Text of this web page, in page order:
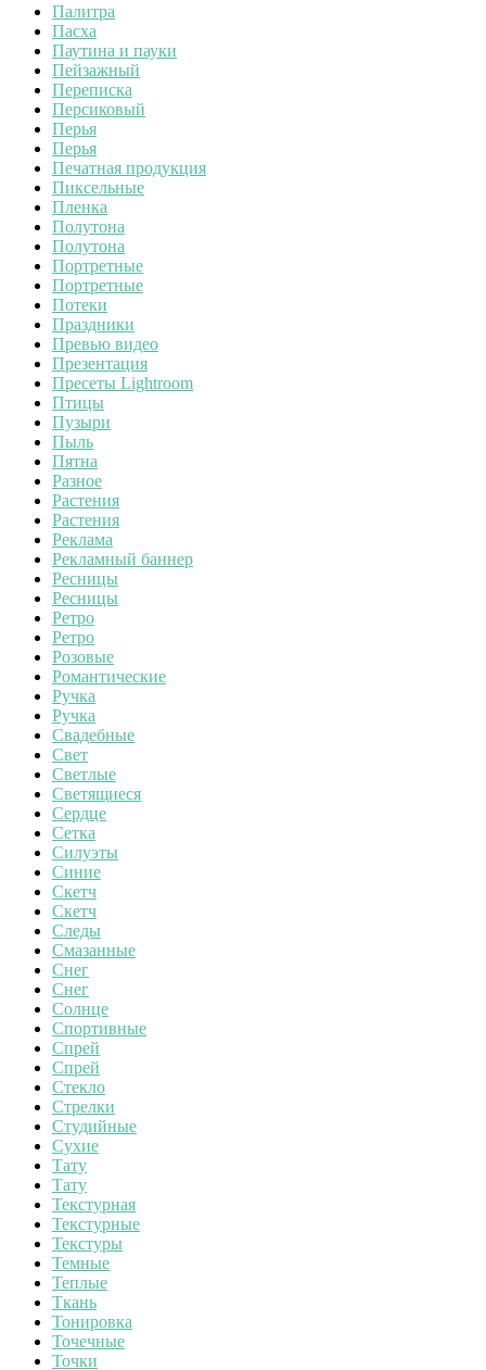
Палитра
Пасха
Паутина и пауки
Пейзажный
Переписка
Персиковый
Перья
Перья
Печатная продукция
Пиксельные
Пленка
Полутона
Полутона
Портретные
Портретные
Потеки
Праздники
Превью видео
Презентация
Пресеты Lightroom
Птицы
Пузыри
Пыль
Пятна
Разное
Растения
Растения
Реклама
Рекламный баннер
Ресницы
Ресницы
Ретро
Ретро
Розовые
Романтические
Ручка
Ручка
Свадебные
Свет
Светлые
Светящиеся
Сердце
Сетка
Силуэты
Синие
Скетч
Скетч
Следы
Смазанные
Снег
Снег
Солнце
Спортивные
Спрей
Спрей
Стекло
Стрелки
Студийные
Сухие
Тату
Тату
Текстурная
Текстурные
Текстуры
Темные
Теплые
Ткань
Тонировка
Точечные
Точки